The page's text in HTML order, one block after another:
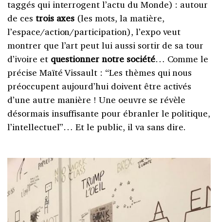
taggés qui interrogent l’actu du Monde) : autour
de ces trois axes (les mots, la matière,
l’espace/action/participation), l’expo veut
montrer que l’art peut lui aussi sortir de sa tour
d’ivoire et questionner notre société… Comme le
précise Maïté Vissault : “Les thèmes qui nous
préoccupent aujourd’hui doivent être activés
d’une autre manière ! Une oeuvre se révèle
désormais insuffisante pour ébranler le politique,
l’intellectuel”… Et le public, il va sans dire.